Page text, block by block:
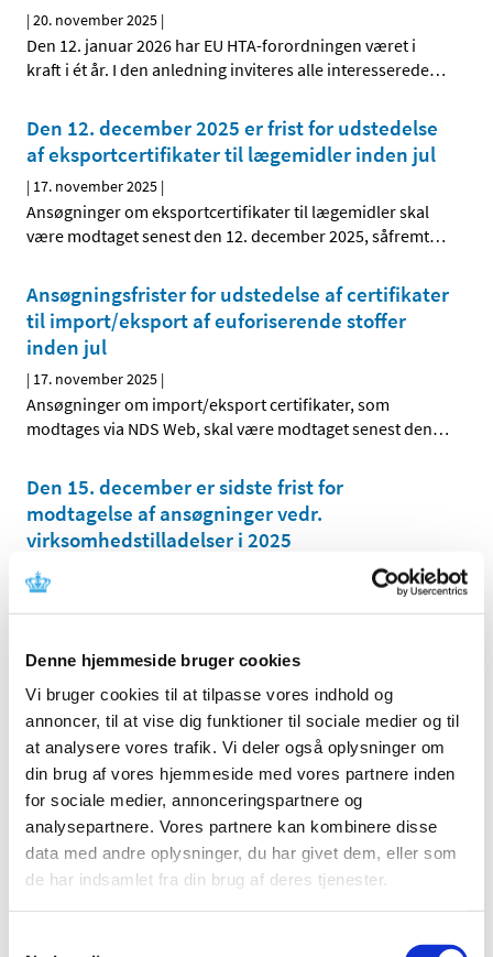
Denne hjemmeside bruger cookies
Vi bruger cookies til at tilpasse vores indhold og
annoncer, til at vise dig funktioner til sociale medier og til
at analysere vores trafik. Vi deler også oplysninger om
din brug af vores hjemmeside med vores partnere inden
for sociale medier, annonceringspartnere og
analysepartnere. Vores partnere kan kombinere disse
data med andre oplysninger, du har givet dem, eller som
de har indsamlet fra din brug af deres tjenester.
|20. november 2025 |
Den 12. januar 2026 har EU HTA-forordningen været i
kraft i ét år. I den anledning inviteres alle interesserede…
Den 12. december 2025 er frist for udstedelse
af eksportcertifikater til lægemidler inden jul
| 17. november 2025 |
Ansøgninger om eksportcertifikater til lægemidler skal
være modtaget senest den 12. december 2025, såfremt…
Ansøgningsfrister for udstedelse af certifikater
til import/eksport af euforiserende stoffer
inden jul
| 17. november 2025 |
Ansøgninger om import/eksport certifikater, som
modtages via NDS Web, skal være modtaget senest den…
Den 15. december er sidste frist for
modtagelse af ansøgninger vedr.
virksomhedstilladelser i 2025
17. november 2025
Ansøgninger om virksomhedstilladelser skal være
modtaget senest den 15. december 2025, hvis…
17. november 2025
Bevillingen til at drive Slagelse Rådhus Apotek er ledig pr.
1. april 2026. Bevillingen er opslået ledig efter Lov om
Årlig indberetning for 2025 af euforiserende
stoffer
|14. november 2025 |